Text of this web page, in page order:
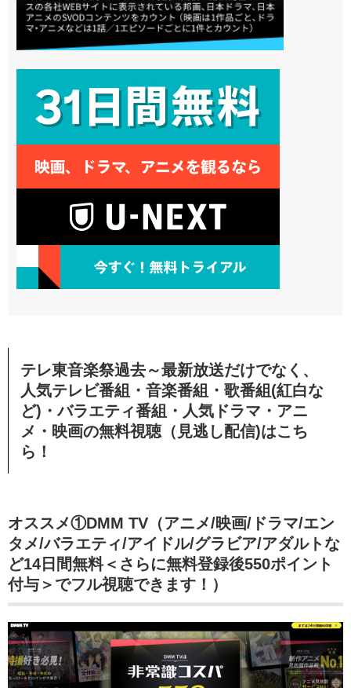
テレ東音楽祭過去～最新放送だけでなく、
人気テレビ番組・音楽番組・歌番組 (紅白な
ど) ・バラエティ番組・人気ドラマ・アニ
メ・映画の無料視聴（見逃し配信)はこち
ら！
オススメ①DMM TV（アニメ/映画/ドラマ/エン
タメ/バラエティ/アイドル/グラビア/アダルトな
ど14日間無料＜さらに無料登録後550ポイント
付与＞でフル視聴できます！）